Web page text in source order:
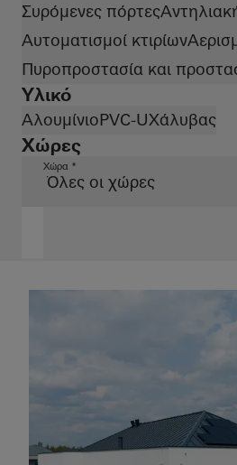
Συρόμενες πόρτες
Αυτοματισμοί κτιρίων
Πυροπροστασία και
Υλικό
ΑλουμίνιοPVC-UΧάλυβας
Χώρες
Χώρα *